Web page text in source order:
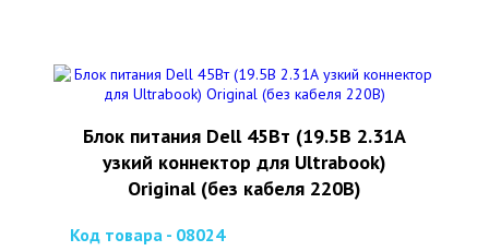
Блок питания Dell 45Вт (19.5В 2.31А
узкий коннектор для Ultrabook)
Original (без кабеля 220В)
Код товара - 08024